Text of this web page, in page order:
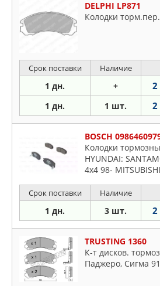
DELPHI LP871
Колодки торм.пер.
Срок поставки Наличие
1 дн. + 2
1 дн. 1 шт. 2
BOSCH
Колодки
HYUNDAI:
4x4 98-
1.8 GTi 16V (CA5A)
Срок поставки Наличие
1 дн. 3 шт. 2
TRUSTING 1360
К-т дисков.
Паджеро, Сигма